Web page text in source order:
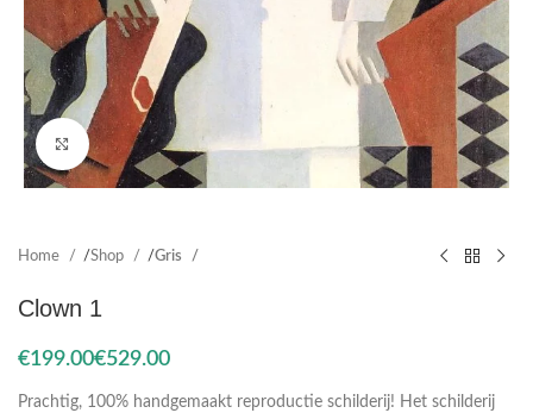
Click to enlarge
Home Shop Gris
Clown 1
€ €
Prachtig, 100% handgemaakt reproductie schilderij! Het schilderij